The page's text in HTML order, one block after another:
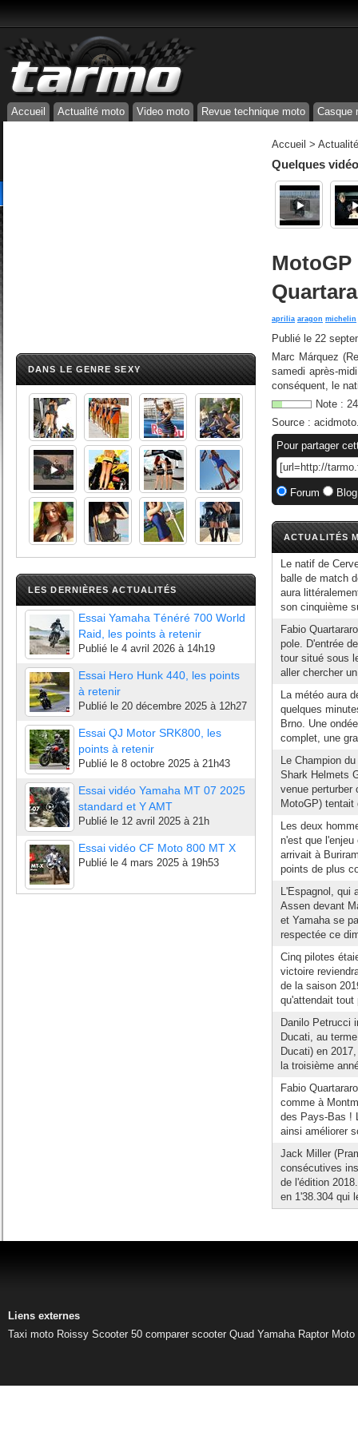
Accueil Actualité moto Video moto Revue technique moto Casque
DANS LE GENRE SEXY
LES DERNIÈRES ACTUALITÉS
Essai Yamaha Ténéré 700 World
Raid, les points à retenir
Publié le 4 avril 2026 à 14h19
Essai Hero Hunk 440, les points
à retenir
Publié le 20 décembre 2025 à 12h27
Essai QJ Motor SRK800, les
points à retenir
Publié le 8 octobre 2025 à 21h43
Essai vidéo Yamaha MT 07 2025
standard et Y AMT
Publié le 12 avril 2025 à 21h
Essai vidéo CF Moto 800 MT X
Publié le 4 mars 2025 à 19h53
Accueil >
Quelques
aprilia aragon michelin
Publié le 22
Marc Márquez
samedi après-
conséquent, le
Note : 24
Source :
Pour partager
Forum
ACTUALITÉS
Le natif de
balle de match
aura
son cinquième
Fabio
pole. D'entrée
tour situé sous
aller chercher
La météo aura
quelques
Brno. Une
complet, une
Le Champion
Shark Helmets
venue
MotoGP)
Les deux
n'est que
arrivait à
points de plus
L'Espagnol, qui
Assen devant
et Yamaha se
respectée ce
Cinq pilotes
victoire
de la saison
qu'attendait tout
Danilo Petrucci
Ducati, au
Ducati) en
la troisième
Fabio
comme à
des Pays-Bas !
ainsi améliorer
Jack Miller
consécutives
de l'édition
en 1'38.304 qui
Liens externes
Taxi moto Roissy Scooter 50 comparer scooter Quad Yamaha Raptor